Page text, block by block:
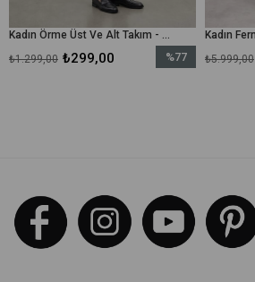
Kadın Örme Üst Ve Alt Takım - 31778TKS - Siyah
%77
₺1.799,00
₺5.999,00